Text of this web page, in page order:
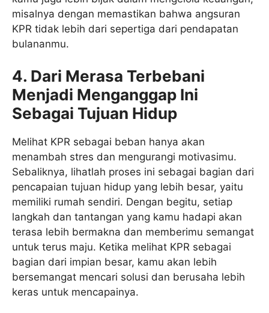
misalnya dengan memastikan bahwa angsuran
KPR tidak lebih dari sepertiga dari pendapatan
bulananmu.
4. Dari Merasa Terbebani
Menjadi Menganggap Ini
Sebagai Tujuan Hidup
Melihat KPR sebagai beban hanya akan
menambah stres dan mengurangi motivasimu.
Sebaliknya, lihatlah proses ini sebagai bagian dari
pencapaian tujuan hidup yang lebih besar, yaitu
memiliki rumah sendiri. Dengan begitu, setiap
langkah dan tantangan yang kamu hadapi akan
terasa lebih bermakna dan memberimu semangat
untuk terus maju. Ketika melihat KPR sebagai
bagian dari impian besar, kamu akan lebih
bersemangat mencari solusi dan berusaha lebih
keras untuk mencapainya.